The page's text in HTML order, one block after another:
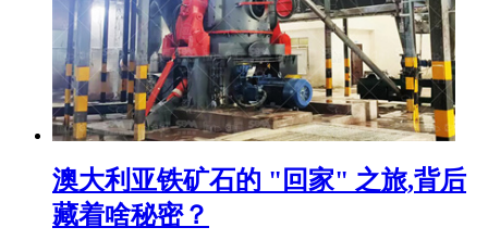
澳大利亚铁矿石的 "回家" 之旅,背后
藏着啥秘密？